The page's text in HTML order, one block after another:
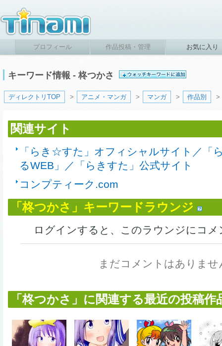
プロフィール 作品投稿・管理 お気に入り
キーワード情報 - 柊つかさ
ディレクトリTOP > アニメ・マンガ > マンガ > 作品別 >
関連サイト
「らき☆すた」オフィシャルサイト／「
るWEB」／「らきすた」公式サイト
コンプティーク.com
「柊つかさ」キーワードラウンジ
ログインすると、このラウンジにコ
まだコメントはありませ
「柊つかさ」に関連する最近の投稿作